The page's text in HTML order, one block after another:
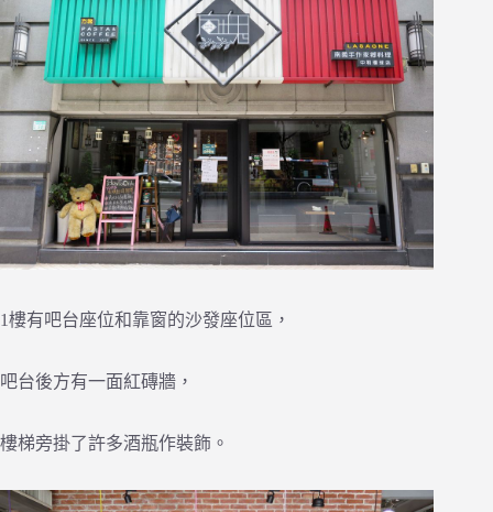
1樓有吧台座位和靠窗的沙發座位區，
吧台後方有一面紅磚牆，
樓梯旁掛了許多酒瓶作裝飾。